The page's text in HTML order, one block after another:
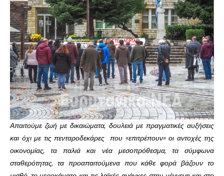
Απαιτούμε ζωή με δικαιώματα, δουλειά με πραγματικές αυξήσεις
και όχι με τις πενταροδεκάρες που «επιτρέπουν» οι αντοχές της
οικονομίας, τα παλιά και νέα μεσοπρόθεσμα, τα σύμφωνα
σταθερότητας, τα προαπαιτούμενα που κάθε φορά βάζουν το